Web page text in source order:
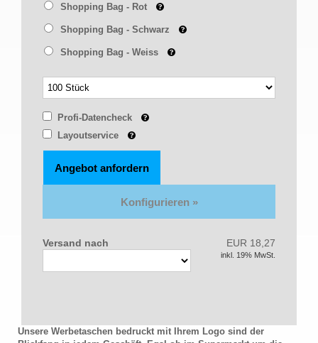
Shopping Bag - Rot
Shopping Bag - Schwarz
Shopping Bag - Weiss
Profi-Datencheck
Layoutservice
Angebot anfordern
Versand nach EUR 18,27
inkl. 19% MwSt.
Unsere Werbetaschen bedruckt mit Ihrem Logo sind der